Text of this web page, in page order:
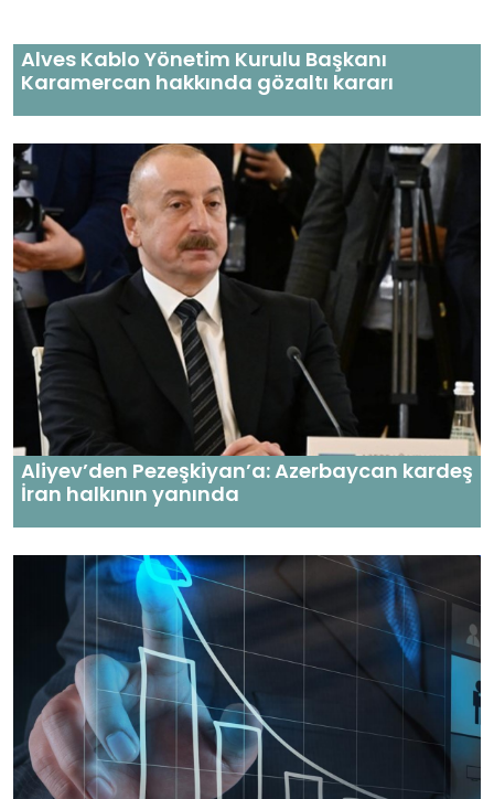
Alves Kablo Yönetim Kurulu Başkanı
Karamercan hakkında gözaltı kararı
Aliyev’den Pezeşkiyan’a: Azerbaycan kardeş
İran halkının yanında